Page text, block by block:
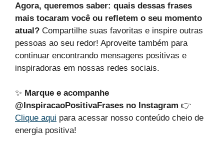
Agora, queremos saber: quais dessas frases
mais tocaram você ou refletem o seu momento
atual? Compartilhe suas favoritas e inspire outras
pessoas ao seu redor! Aproveite também para
continuar encontrando mensagens positivas e
inspiradoras em nossas redes sociais.
✨ Marque e acompanhe
@InspiracaoPositivaFrases no Instagram 👉
Clique aqui para acessar nosso conteúdo cheio de
energia positiva!